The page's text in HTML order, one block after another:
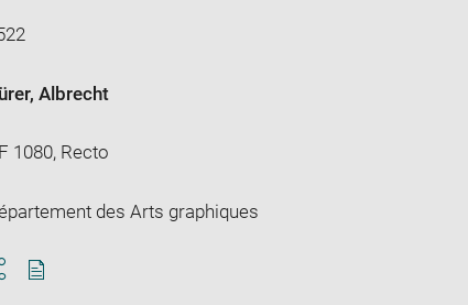
Albrecht
1080, Recto
des Arts graphiques